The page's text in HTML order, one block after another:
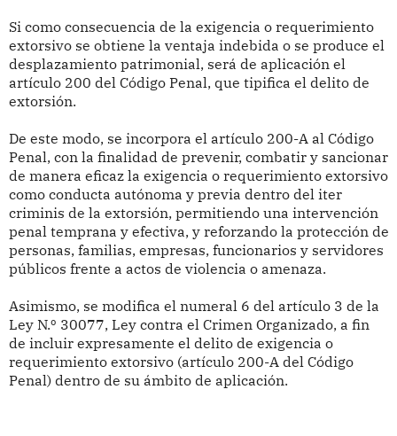
Si como consecuencia de la exigencia o requerimiento
extorsivo se obtiene la ventaja indebida o se produce el
desplazamiento patrimonial, será de aplicación el
artículo 200 del Código Penal, que tipifica el delito de
extorsión.
De este modo, se incorpora el artículo 200-A al Código
Penal, con la finalidad de prevenir, combatir y sancionar
de manera eficaz la exigencia o requerimiento extorsivo
como conducta autónoma y previa dentro del iter
criminis de la extorsión, permitiendo una intervención
penal temprana y efectiva, y reforzando la protección de
personas, familias, empresas, funcionarios y servidores
públicos frente a actos de violencia o amenaza.
Asimismo, se modifica el numeral 6 del artículo 3 de la
Ley N.º 30077, Ley contra el Crimen Organizado, a fin
de incluir expresamente el delito de exigencia o
requerimiento extorsivo (artículo 200-A del Código
Penal) dentro de su ámbito de aplicación.